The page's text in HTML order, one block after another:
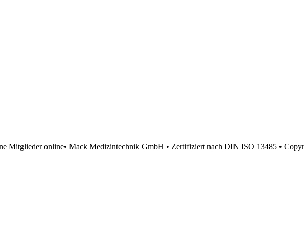
Mitglieder online• Mack Medizintechnik GmbH • Zertifiziert nach DIN ISO 13485 •